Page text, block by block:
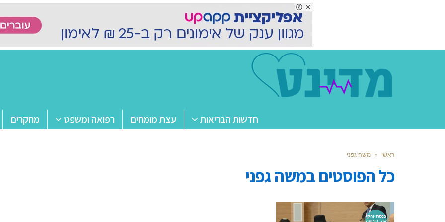
חדשות הבריאות עצת מומחים רפואה ומשפט מחקרים
ראשי » משה גפני
כל הפוסטים במשה גפני
כנסת וחקי
קה, רפואה